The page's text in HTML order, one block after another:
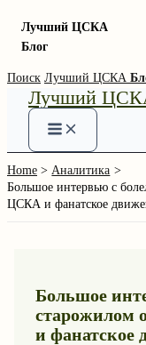
Лучший ЦСКА
Блог
Skip
content
Поиск Лучший ЦСКА
Лучший
Home
Аналитика
Большое интервью с
ЦСКА и фанатское
Большое
старожилом
и фанатское